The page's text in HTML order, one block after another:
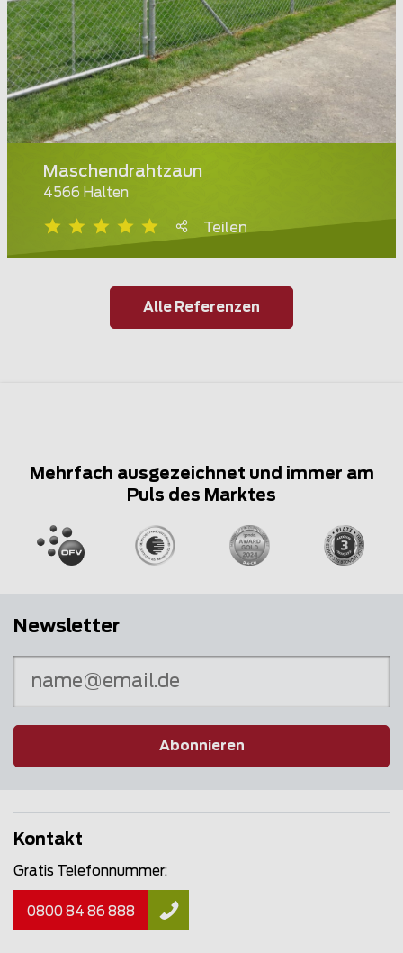
Maschendrahtzaun
4566 Halten
Teilen
Alle Referenzen
Mehrfach ausgezeichnet und immer am
Puls des Marktes
Newsletter
Abonnieren
Kontakt
Gratis Telefonnummer:
0800 84 86 888